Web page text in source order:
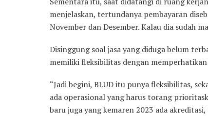
menjelaskan, tertundanya pembayaran
November dan Desember. Kalau dia sudah
Disinggung soal jasa yang diduga belum
memiliki fleksibilitas dengan
“Jadi begini, BLUD itu punya fleksibilitas,
ada operasional yang harus torang
baru juga yang kemaren 2023 ada